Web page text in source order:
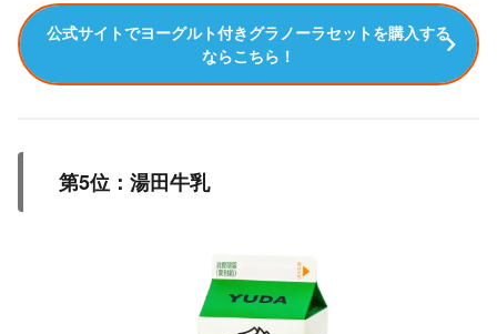
公式サイトでヨーグルト付きグラノーラセットを購入する
ならこちら！
第5位：湯田牛乳